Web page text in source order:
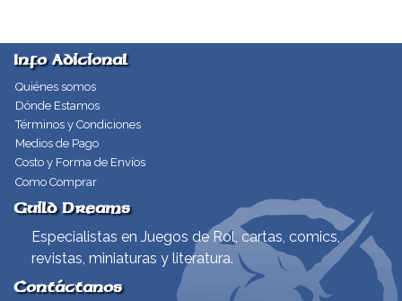
Info Adicional
Quiénes somos
Dónde Estamos
Términos y Condiciones
Medios de Pago
Costo y Forma de Envíos
Como Comprar
Guild Dreams
Especialistas en Juegos de Rol, cartas, comics,
revistas, miniaturas y literatura.
Contáctanos